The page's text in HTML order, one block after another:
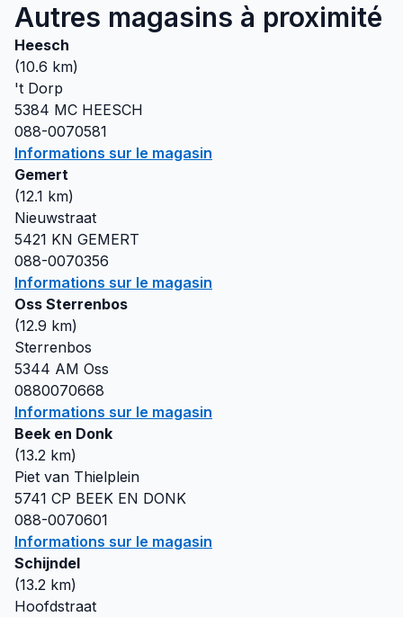
Autres magasins à proximité
Heesch
(10.6 km)
't Dorp
5384 MC HEESCH
088-0070581
Informations sur le magasin
Gemert
(12.1 km)
Nieuwstraat
5421 KN GEMERT
088-0070356
Informations sur le magasin
Oss Sterrenbos
(12.9 km)
Sterrenbos
5344 AM Oss
0880070668
Informations sur le magasin
Beek en Donk
(13.2 km)
Piet van Thielplein
5741 CP BEEK EN DONK
088-0070601
Informations sur le magasin
Schijndel
(13.2 km)
Hoofdstraat